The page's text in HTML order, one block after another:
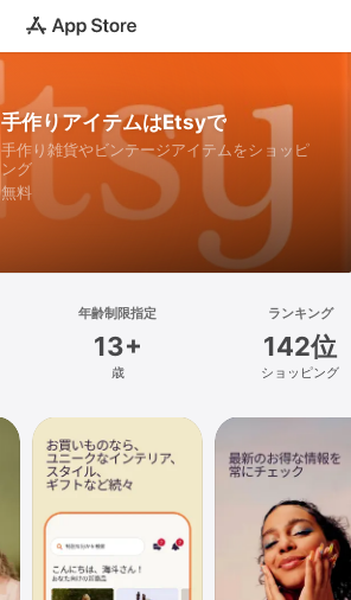
手作りアイテムはEtsyで
手作り雑貨やビンテージアイテムをショッピ
ング
無料
年齢制限指定
13+
歳
ランキング
142位
ショッピング